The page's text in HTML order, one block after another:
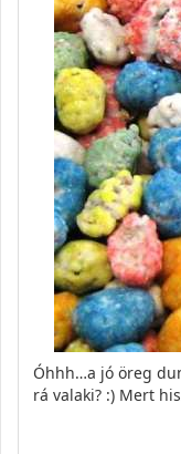
Óhhh…a jó öreg
rá valaki? :) Mert